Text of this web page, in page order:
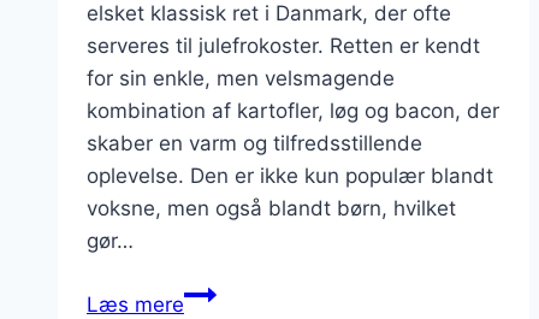
elsket klassisk ret i Danmark, der ofte
serveres til julefrokoster. Retten er kendt
for sin enkle, men velsmagende
kombination af kartofler, løg og bacon, der
skaber en varm og tilfredsstillende
oplevelse. Den er ikke kun populær blandt
voksne, men også blandt børn, hvilket
gør…
Læs mereBrændende